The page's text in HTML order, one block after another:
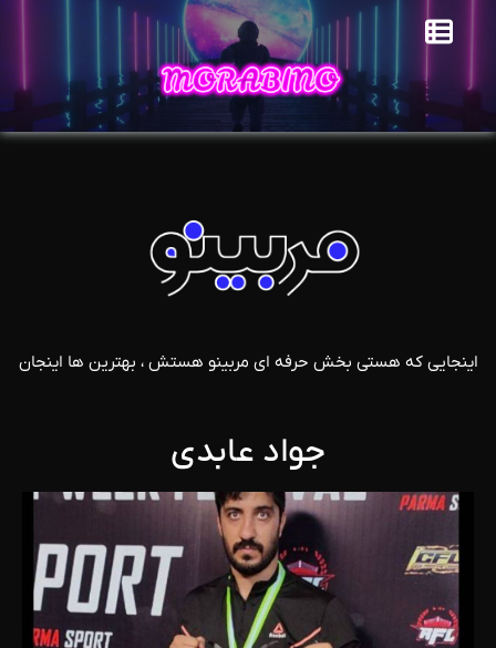
اینجایی که هستی بخش حرفه ای مربینو هستش ، بهترین ها اینجان
جواد عابدی